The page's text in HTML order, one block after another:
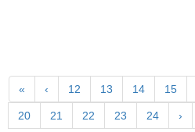
« ‹ 12 13 14 15
20 21 22 23 24 ›